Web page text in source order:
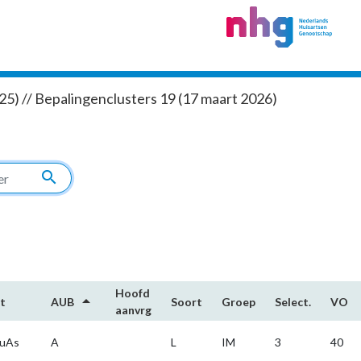
// Bepalingenclusters 19 (17 maart 2026)
search
AUB arrow_drop_up
Hoofd​
aanvrg
Soort Groep Select. VO
A L IM 3 40